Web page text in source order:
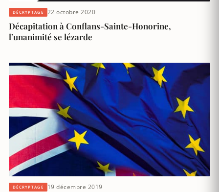
DÉCRYPTAGE 22 octobre 2020
Décapitation à Conflans-Sainte-Honorine,
l’unanimité se lézarde
DÉCRYPTAGE 19 décembre 2019